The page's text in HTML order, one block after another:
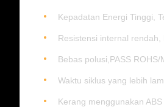
Kepadatan Energi Tinggi,
Resistensi internal rendah,
Bebas polusi,PASS ROHS/
Waktu siklus yang lebih
Kerang menggunakan